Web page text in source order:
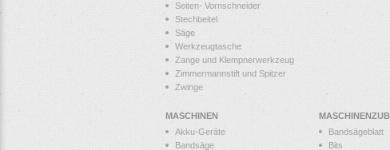
Seiten- Vornschneider
Stechbeitel
Säge
Werkzeugtasche
Zange und Klempnerwerkzeug
Zimmermannstift und Spitzer
Zwinge
MASCHINEN
Akku-Geräte
Bandsäge
Bandsägeblatt
Bits